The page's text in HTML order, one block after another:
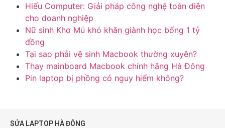
Hiếu Computer: Giải pháp công nghệ toàn diện
cho doanh nghiệp
Nữ sinh Khơ Mú khó khăn giành học bổng 1 tỷ
đồng
Tại sao phải vệ sinh Macbook thường xuyên?
Thay mainboard Macbook chính hãng Hà Đông
Pin laptop bị phồng có nguy hiểm không?
SỬA LAPTOP HÀ ĐÔNG